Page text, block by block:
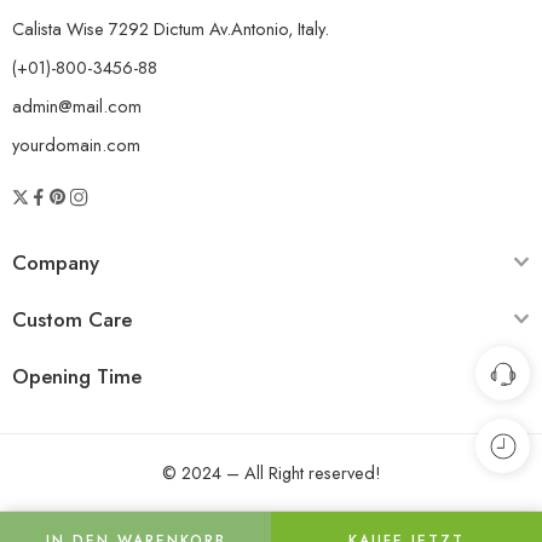
in ein gesundes Leben einzusteigen.Hinweis:
ist ein Nahrungsergänzungsmittel und ersetzt keine Medikamente.
haben, konsultieren Sie uns bitte, bevor Sie das Produkt verwenden.
Calista Wise 7292 Dictum Av.Antonio, Italy.
(+01)-800-3456-88
admin@mail.com
yourdomain.com
Company
Custom Care
Opening Time
© 2024 – All Right reserved!